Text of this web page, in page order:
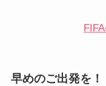
早めのご出発を！